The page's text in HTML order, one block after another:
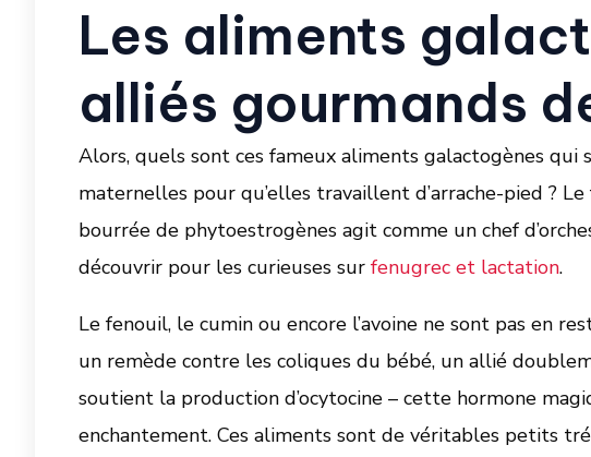
Les aliments
alliés gourmands
Alors, quels sont ces fameux aliments galactogènes qui
maternelles pour qu’elles travaillent d’arrache-pied ?
bourrée de phytoestrogènes agit comme un chef
découvrir pour les curieuses sur fenugrec et lactation.
Le fenouil, le cumin ou encore l’avoine ne sont pas en
un remède contre les coliques du bébé, un allié
soutient la production d’ocytocine – cette hormone
enchantement. Ces aliments sont de véritables petits